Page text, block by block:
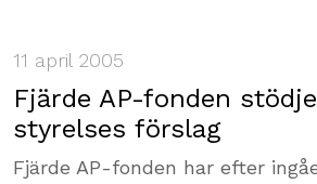
11 april 2005
Fjärde AP-fonden
styrelses förslag
Fjärde AP-fonden har efter